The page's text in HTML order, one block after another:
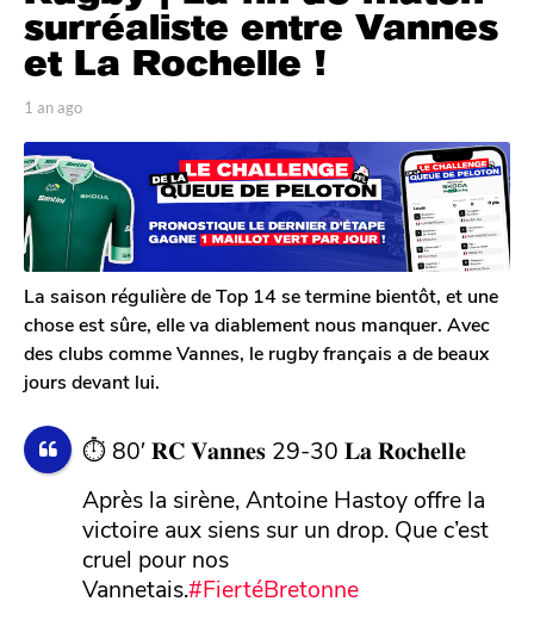
a
g
o
a
n
a
g
o
surréaliste entre Vannes
et La Rochelle !
p
r
T
o
m
G
a
l
r
o
n
1 an ago
a
g
La saison régulière de Top 14 se termine bientôt, et une
chose est sûre, elle va diablement nous manquer. Avec
des clubs comme Vannes, le rugby français a de beaux
jours devant lui.
⏱ 80′ 𝐑𝐂 𝐕𝐚𝐧𝐧𝐞𝐬 29-30 𝐋𝐚 𝐑𝐨𝐜𝐡𝐞𝐥𝐥𝐞
Après la sirène, Antoine Hastoy offre la
victoire aux siens sur un drop. Que c’est
cruel pour nos
Vannetais.#FiertéBretonne